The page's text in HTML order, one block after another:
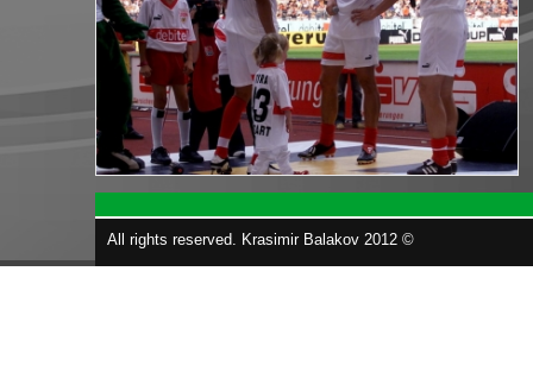
All rights reserved. Krasimir Balakov 2012 ©